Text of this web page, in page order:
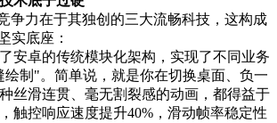
争力在于其独创的三大流畅科技，这构成
实底座：
了安卓的传统模块化架构，实现了不同业务
制"。简单说，就是你在切换桌面、负一
丝滑连贯、毫无割裂感的动画，都得益于
触控响应速度提升40%，滑动帧率稳定性